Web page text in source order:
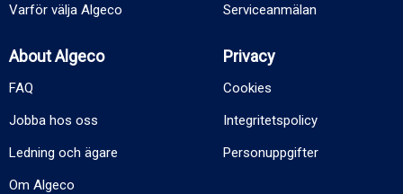
Varför välja Algeco
Serviceanmälan
About Algeco
FAQ
Jobba hos oss
Ledning och ägare
Om Algeco
Privacy
Cookies
Integritetspolicy
Personuppgifter